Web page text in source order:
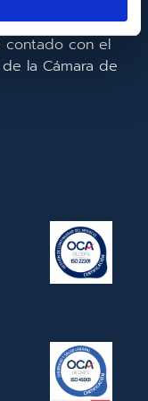
de
contado con el
la Cámara de